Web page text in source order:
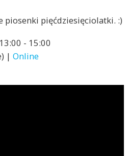
piosenki pięćdziesięciolatki. :)
- 15:00
| Online